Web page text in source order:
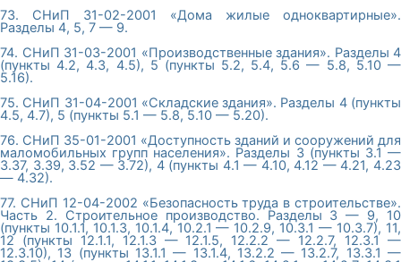
73. СНиП 31-02-2001 «Дома жилые одноквартирные».
Разделы 4, 5, 7 — 9.
74. СНиП 31-03-2001 «Производственные здания». Разделы 4
(пункты 4.2, 4.3, 4.5), 5 (пункты 5.2, 5.4, 5.6 — 5.8, 5.10 —
5.16).
75. СНиП 31-04-2001 «Складские здания». Разделы 4 (пункты
4.5, 4.7), 5 (пункты 5.1 — 5.8, 5.10 — 5.20).
76. СНиП 35-01-2001 «Доступность зданий и сооружений для
маломобильных групп населения». Разделы 3 (пункты 3.1 —
3.37, 3.39, 3.52 — 3.72), 4 (пункты 4.1 — 4.10, 4.12 — 4.21, 4.23
— 4.32).
77. СНиП 12-04-2002 «Безопасность труда в строительстве».
Часть 2. Строительное производство. Разделы 3 — 9, 10
(пункты 10.1.1, 10.1.3, 10.1.4, 10.2.1 — 10.2.9, 10.3.1 — 10.3.7), 11,
12 (пункты 12.1.1, 12.1.3 — 12.1.5, 12.2.2 — 12.2.7, 12.3.1 —
12.3.10), 13 (пункты 13.1.1 — 13.1.4, 13.2.2 — 13.2.7, 13.3.1 —